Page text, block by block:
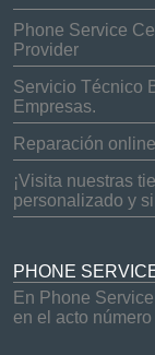
Phone Service
Provider
Servicio Técnico
Empresas.
Reparación
¡Visita nuestras
personalizado y
PHONE
En Phone
en el acto